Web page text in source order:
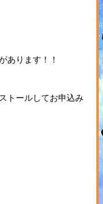
あります！！
トールしてお申込み